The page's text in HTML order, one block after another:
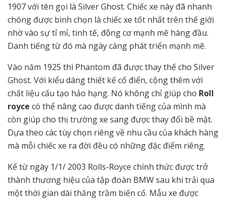
1907 với tên gọi là Silver Ghost. Chiếc xe này đã nhanh
chóng được bình chọn là chiếc xe tốt nhất trên thế giới
nhờ vào sự tỉ mỉ, tinh tế, động cơ mạnh mẽ hàng đầu.
Danh tiếng từ đó mà ngày càng phát triển mạnh mẽ.
Vào năm 1925 thì Phantom đã được thay thế cho Silver
Ghost. Với kiểu dáng thiết kế cổ điển, cộng thêm với
chất liệu cấu tạo hảo hạng. Nó không chỉ giúp cho Roll
royce có thể nâng cao được danh tiếng của mình mà
còn giúp cho thị trường xe sang được thay đổi bề mặt.
Dựa theo các tùy chọn riêng về nhu cầu của khách hàng
mà mỗi chiếc xe ra đời đều có những đặc điểm riêng.
Kể từ ngày 1/1/ 2003 Rolls-Royce chính thức được trở
thành thương hiệu của tập đoàn BMW sau khi trải qua
một thời gian dài thăng trầm biến cố. Mẫu xe được